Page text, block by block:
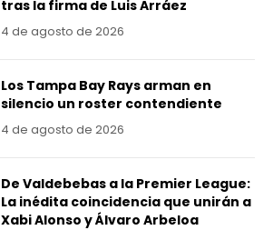
tras la firma de Luis Arráez
4 de agosto de 2026
Los Tampa Bay Rays arman en
silencio un roster contendiente
4 de agosto de 2026
De Valdebebas a la Premier League:
La inédita coincidencia que unirán a
Xabi Alonso y Álvaro Arbeloa